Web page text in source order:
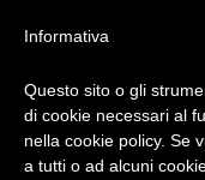
NOTIZIE DI
Informativa
Questo sito o gli
di cookie necessari al
nella cookie policy. Se
a tutti o ad alcuni